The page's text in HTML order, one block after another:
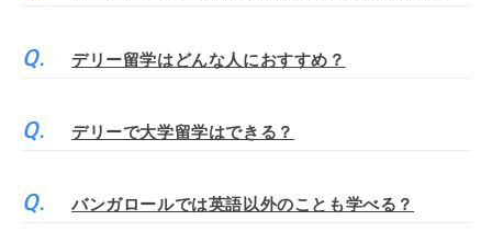
デリー留学はどんな人におすすめ？
デリーで大学留学はできる？
バンガロールでは英語以外のことも学べる？